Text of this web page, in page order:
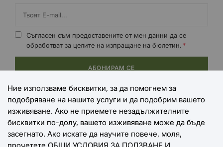
Съгласен съм предоставените от мен данни да се
обработват за целите на изпращане на бюлетин.
АБОНИРАМ СЕ
НАЧИНИ НА ПЛАЩАНЕ
Ние използваме бисквитки, за да помогнем за
подобряване на нашите услуги и да подобрим вашето
изживяване. Ако не приемете незадължителните
бисквитки по-долу, вашето изживяване може да бъде
засегнато. Ако искате да научите повече, моля,